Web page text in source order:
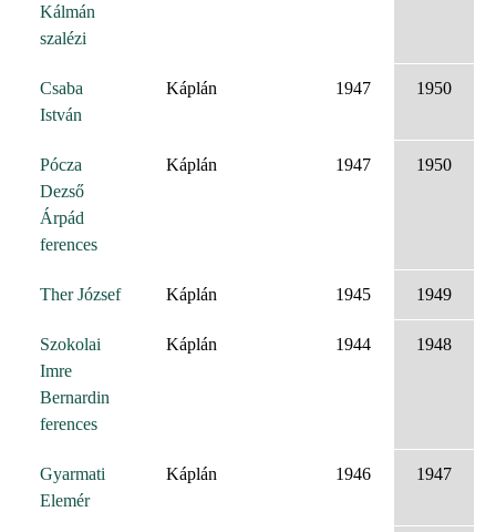
Kálmán
szalézi
Csaba
István
Káplán 1947 1950
Pócza
Dezső
Árpád
ferences
Káplán 1947 1950
Ther József Káplán 1945 1949
Szokolai
Imre
Bernardin
ferences
Káplán 1944 1948
Gyarmati
Elemér
Káplán 1946 1947